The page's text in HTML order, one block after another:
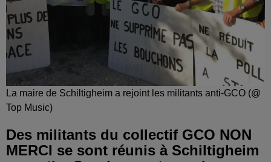
La maire de Schiltigheim a rejoint les militants anti-GCO (@
Top Music)
Des militants du collectif GCO NON
MERCI se sont réunis à Schiltigheim